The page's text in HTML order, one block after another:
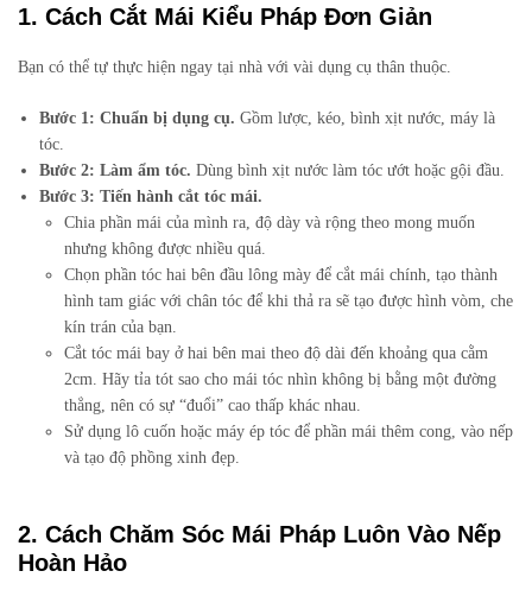
1. Cách Cắt Mái Kiểu Pháp Đơn Giản
Bạn có thể tự thực hiện ngay tại nhà với vài dụng cụ thân thuộc.
Bước 1: Chuẩn bị dụng cụ. Gồm lược, kéo, bình xịt nước, máy là
tóc.
Bước 2: Làm ẩm tóc. Dùng bình xịt nước làm tóc ướt hoặc gội đầu.
Bước 3: Tiến hành cắt tóc mái.
Chia phần mái của mình ra, độ dày và rộng theo mong muốn
nhưng không được nhiều quá.
Chọn phần tóc hai bên đầu lông mày để cắt mái chính, tạo thành
hình tam giác với chân tóc để khi thả ra sẽ tạo được hình vòm, che
kín trán của bạn.
Cắt tóc mái bay ở hai bên mai theo độ dài đến khoảng qua cằm
2cm. Hãy tỉa tót sao cho mái tóc nhìn không bị bằng một đường
thẳng, nên có sự “đuổi” cao thấp khác nhau.
Sử dụng lô cuốn hoặc máy ép tóc để phần mái thêm cong, vào nếp
và tạo độ phồng xinh đẹp.
2. Cách Chăm Sóc Mái Pháp Luôn Vào Nếp
Hoàn Hảo